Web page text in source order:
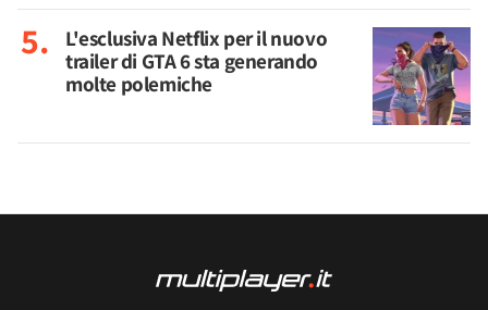
L'esclusiva Netflix per il nuovo
trailer di GTA 6 sta generando
molte polemiche